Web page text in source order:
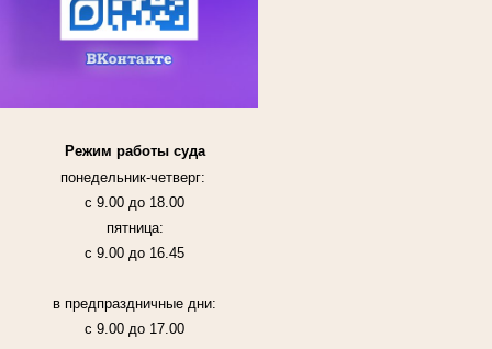
Режим работы суда
понедельник-четверг:
с 9.00 до 18.00
пятница:
с 9.00 до 16.45
в предпраздничные дни:
с 9.00 до 17.00